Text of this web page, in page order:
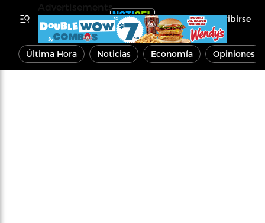
Inscribirse
Última Hora Noticias Economía Opiniones
Advertisements